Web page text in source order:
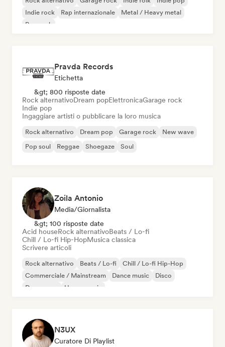
Indie rock
Rap internazionale
Metal / Heavy metal
Pop rock
Pravda Records
Etichetta
&gt; 800 risposte date
Rock alternativoDream popElettronicaGarage rock
Indie pop
Ingaggiare artisti o pubblicare la loro musica
Rock alternativo Dream pop Garage rock
New wave
Pop soul
Reggae Shoegaze Soul
Zoila Antonio
Media/Giornalista
&gt; 100 risposte date
Acid houseRock alternativoBeats / Lo-fi
Chill / Lo-fi Hip-HopMusica classica
Scrivere articoli
Rock alternativo Beats / Lo-fi
Chill / Lo-fi Hip-Hop
Commerciale / Mainstream
Dance music
Disco
Dream pop
House music
N3UX
Curatore Di Playlist